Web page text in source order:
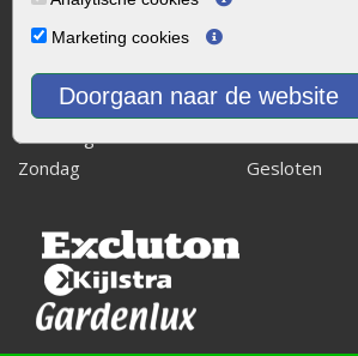
Marketing cookies
Doorgaan naar de website
Dinsdag
Woensdag
Donderdag
08:00 - 17:00
Vrijdag
08:00 - 17:00
Zaterdag
08:00 - 15.00
Zondag
Gesloten